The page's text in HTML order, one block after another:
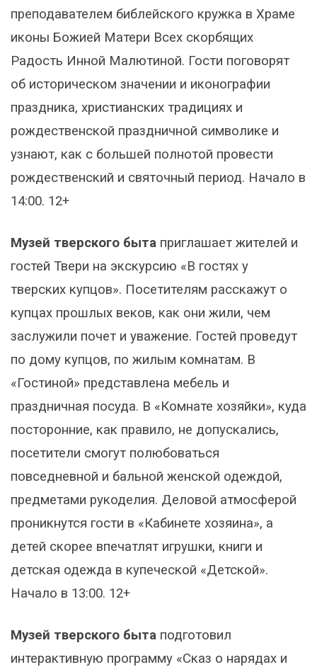
преподавателем библейского кружка в Храме
иконы Божией Матери Всех скорбящих
Радость Инной Малютиной. Гости поговорят
об историческом значении и иконографии
праздника, христианских традициях и
рождественской праздничной символике и
узнают, как с большей полнотой провести
рождественский и святочный период. Начало в
14:00. 12+
Музей тверского быта приглашает жителей и
гостей Твери на экскурсию «В гостях у
тверских купцов». Посетителям расскажут о
купцах прошлых веков, как они жили, чем
заслужили почет и уважение. Гостей проведут
по дому купцов, по жилым комнатам. В
«Гостиной» представлена мебель и
праздничная посуда. В «Комнате хозяйки», куда
посторонние, как правило, не допускались,
посетители смогут полюбоваться
повседневной и бальной женской одеждой,
предметами рукоделия. Деловой атмосферой
проникнутся гости в «Кабинете хозяина», а
детей скорее впечатлят игрушки, книги и
детская одежда в купеческой «Детской».
Начало в 13:00. 12+
Музей тверского быта подготовил
интерактивную программу «Сказ о нарядах и